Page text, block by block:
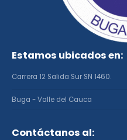
Estamos ubicados en:
Carrera 12 Salida Sur SN 1460.
Buga - Valle del Cauca
Contáctanos al: